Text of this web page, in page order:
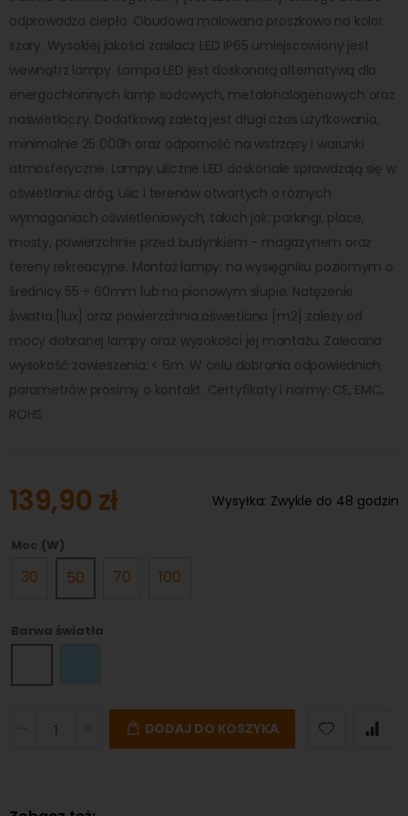
odprowadza ciepło. Obudowa malowana proszkowo na kolor
szary. Wysokiej jakości zasilacz LED IP65 umiejscowiony jest
wewnątrz lampy. Lampa LED jest doskonałą alternatywą dla
energochłonnych lamp sodowych, metalohalogenowych oraz
naświetlaczy. Dodatkową zaletą jest długi czas użytkowania,
minimalnie 25 000h oraz odporność na wstrząsy i warunki
atmosferyczne. Lampy uliczne LED doskonale sprawdzają się w
oświetlaniu: dróg, ulic i terenów otwartych o różnych
wymaganiach oświetleniowych, takich jak: parkingi, place,
mosty, powierzchnie przed budynkiem - magazynem oraz
tereny rekreacyjne. Montaż lampy: na wysięgniku poziomym o
średnicy 55 ÷ 60mm lub na pionowym słupie. Natężenie
światła [lux] oraz powierzchnia oświetlana [m2] zależy od
mocy dobranej lampy oraz wysokości jej montażu. Zalecana
wysokość zawieszenia: < 6m. W celu dobrania odpowiednich
parametrów prosimy o kontakt. Certyfikaty i normy: CE, EMC,
ROHS
139,90 zł Wysyłka: Zwykle do 48 godzin
Moc (W)
30 50 70 100
Barwa światła
DODAJ DO KOSZYKA